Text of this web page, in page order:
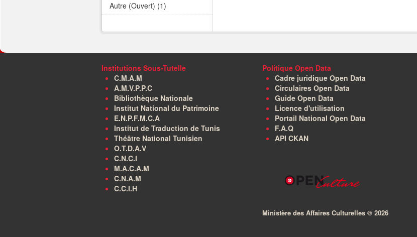
Autre (Ouvert) (1)
Institutions Sous-Tutelle
C.M.A.M
A.M.V.P.P.C
Bibliothèque Nationale
Institut National du Patrimoine
E.N.P.F.M.C.A
Institut de Traduction de Tunis
Théâtre National Tunisien
O.T.D.A.V
C.N.C.I
M.A.C.A.M
C.N.A.M
C.C.I.H
Politique Open Data
Cadre juridique Open Data
Circulaires Open Data
Guide Open Data
Licence d'utilisation
Portail National Open Data
F.A.Q
API CKAN
Ministère des Affaires Culturelles © 2026